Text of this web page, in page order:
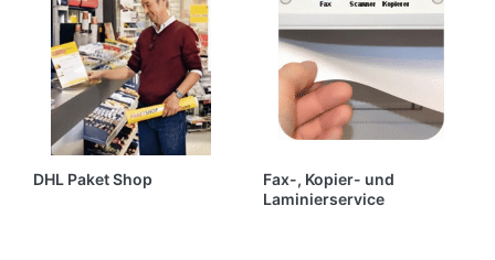
DHL Paket Shop
Fax-, Kopier- und
Laminierservice